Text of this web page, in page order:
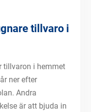
tillvaro i
tillvaron i hemmet
ner efter
Andra
är att bjuda in